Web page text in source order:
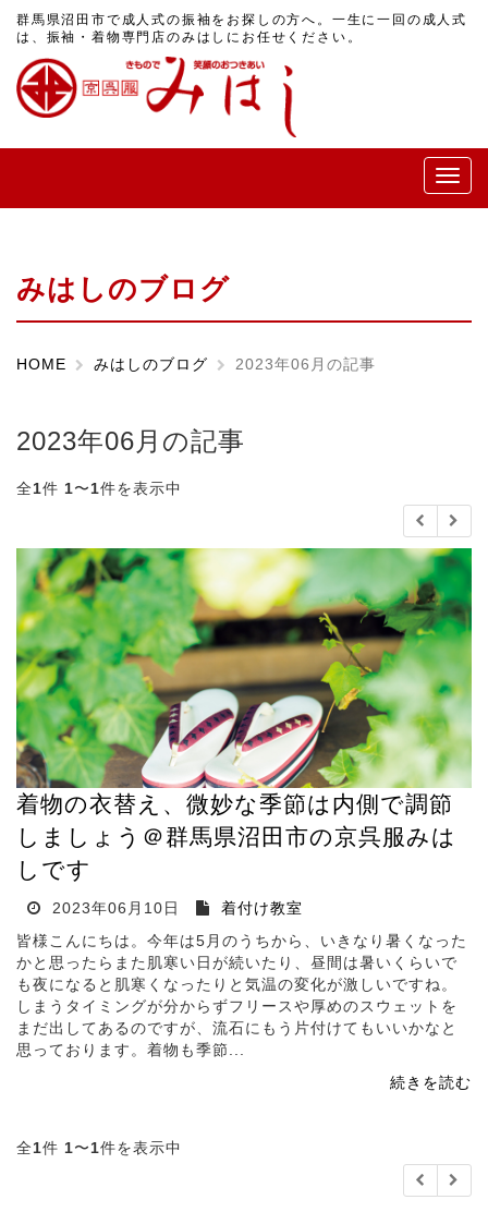
群馬県沼田市で成人式の振袖をお探しの方へ。一生に一回の成人式
は、振袖・着物専門店のみはしにお任せください。
メ
ニ
みはしのブログ
HOME みはしのブログ 2023年06月の記事
2023年06月の記事
全1件 1〜1件を表示中
着物の衣替え、微妙な季節は内側で調節
しましょう＠群馬県沼田市の京呉服みは
しです
2023年06月10日
着付け教室
皆様こんにちは。今年は5月のうちから、いきなり暑くなった
かと思ったらまた肌寒い日が続いたり、昼間は暑いくらいで
も夜になると肌寒くなったりと気温の変化が激しいですね。
しまうタイミングが分からずフリースや厚めのスウェットを
まだ出してあるのですが、流石にもう片付けてもいいかなと
思っております。着物も季節...
続きを読む
全1件 1〜1件を表示中